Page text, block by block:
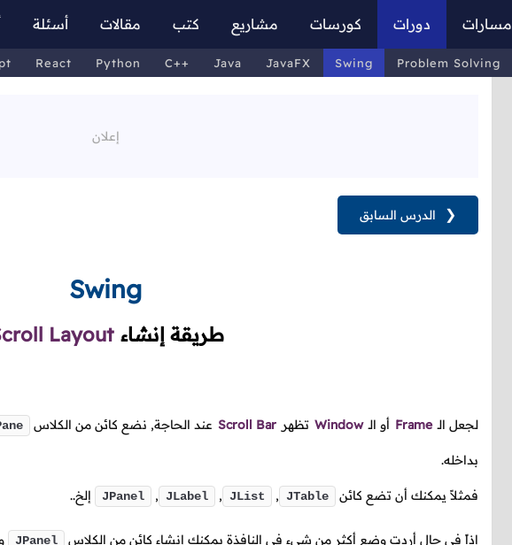
مسارات دورات كورسات مشاريع كتب مقالات أسئلة
React Python C++ Java JavaFX Swing Problem Solving
❮ الدرس السابق
Swing
طريقة إنشاء Layout
لجعل الـ Frame أو الـ Window تظهر Scroll Bar عند الحاجة, نضع كائن من الكلاس
بداخله.
فمثلاً يمكنك أن تضع كائن JTable
,
JList
,
JLabel
,
JPanel إلخ..
إذاً في حال أردت وضع أكثر من شيء في النافذة يمكنك إنشاء كائن من الكلاس JPanel